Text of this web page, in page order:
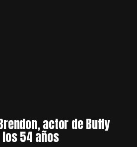
actor de Buffy
54 años